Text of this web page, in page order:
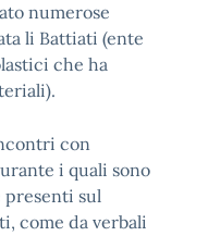
numerose
li Battiati (ente
che ha
con
i quali sono
sul
come da verbali